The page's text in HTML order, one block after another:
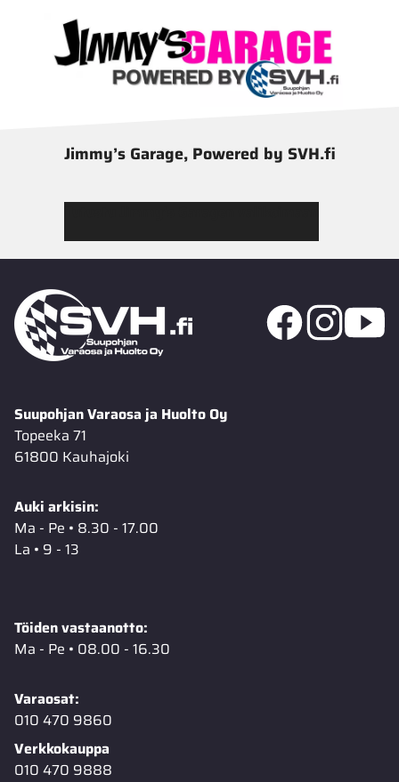
Jimmy’s Garage, Powered by SVH.fi
Suupohjan Varaosa ja Huolto Oy
Topeeka 71
61800 Kauhajoki
Auki arkisin:
Ma - Pe • 8.30 - 17.00
La • 9 - 13
Töiden vastaanotto:
Ma - Pe • 08.00 - 16.30
Varaosat:
010 470 9860
Verkkokauppa
010 470 9888